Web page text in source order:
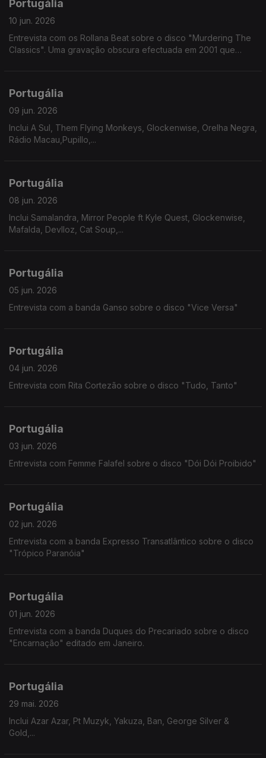
Portugália
10 jun. 2026
Entrevista com os Rollana Beat sobre o disco "Murdering The
Classics". Uma gravação obscura efectuada em 2001 que
Portugália
09 jun. 2026
Inclui A Sul, Them Flying Monkeys, Glockenwise, Orelha Negra,
Rádio Macau,Pupillo,...
Portugália
08 jun. 2026
Inclui Samalandra, Mirror People ft Kyle Quest, Glockenwise,
Mafalda, Devlloz, Cat Soup,...
Portugália
05 jun. 2026
Entrevista com a banda Ganso sobre o disco "Vice Versa"
Portugália
04 jun. 2026
Entrevista com Rita Cortezão sobre o disco "Tudo, Tanto"
Portugália
03 jun. 2026
Entrevista com Femme Falafel sobre o disco "Dói Dói Proibido"
Portugália
02 jun. 2026
Entrevista com a banda Expresso Transatlântico sobre o disco
"Trópico Paranóia"
Portugália
01 jun. 2026
Entrevista com a banda Duques do Precariado sobre o disco
"Encarnação" editado em Janeiro.
Portugália
29 mai. 2026
Inclui Azar Azar, Pt Muzyk, Yakuza, Ban, George Silver &
Gold,...